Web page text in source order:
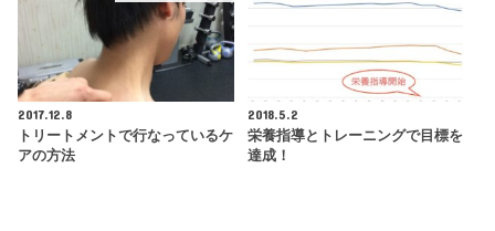
2017.12.8
トリートメントで行なっているケ
アの方法
2018.5.2
栄養指導とトレーニングで目標を
達成！